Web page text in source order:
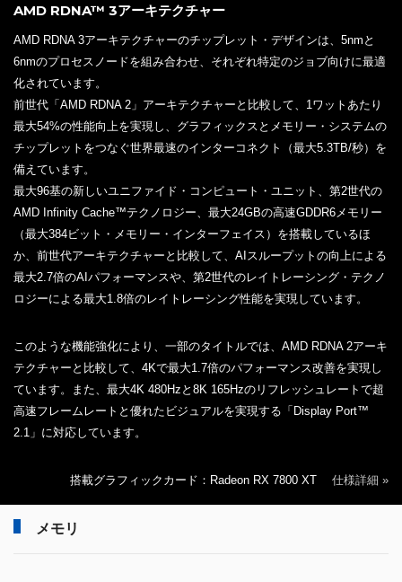
AMD RDNA™ 3アーキテクチャー
AMD RDNA 3アーキテクチャーのチップレット・デザインは、5nmと
6nmのプロセスノードを組み合わせ、それぞれ特定のジョブ向けに最適
化されています。
前世代「AMD RDNA 2」アーキテクチャーと比較して、1ワットあたり
最大54%の性能向上を実現し、グラフィックスとメモリー・システムの
チップレットをつなぐ世界最速のインターコネクト（最大5.3TB/秒）を
備えています。
最大96基の新しいユニファイド・コンピュート・ユニット、第2世代の
AMD Infinity Cache™テクノロジー、最大24GBの高速GDDR6メモリー
（最大384ビット・メモリー・インターフェイス）を搭載しているほ
か、前世代アーキテクチャーと比較して、AIスループットの向上による
最大2.7倍のAIパフォーマンスや、第2世代のレイトレーシング・テクノ
ロジーによる最大1.8倍のレイトレーシング性能を実現しています。
このような機能強化により、一部のタイトルでは、AMD RDNA 2アーキ
テクチャーと比較して、4Kで最大1.7倍のパフォーマンス改善を実現し
ています。また、最大4K 480Hzと8K 165Hzのリフレッシュレートで超
高速フレームレートと優れたビジュアルを実現する「Display Port™
2.1」に対応しています。
搭載グラフィックカード：Radeon RX 7800 XT 仕様詳細 »
メモリ